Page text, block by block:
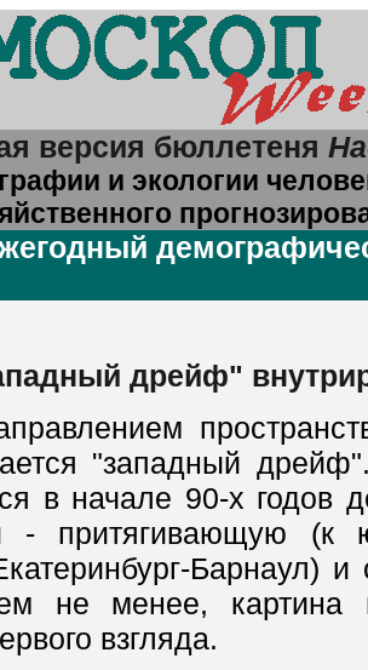
версия бюллетеня
и экологии
дрейф"
"западный
в начале 90-х годов
притягивающую (к
Барнаул)
не менее, картина
взгляда.